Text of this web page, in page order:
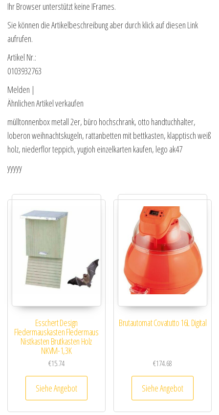
Ihr Browser unterstützt keine IFrames.
Sie können die Artikelbeschreibung aber durch klick auf diesen Link
aufrufen.
Artikel Nr.:
0103932763
Melden |
Ähnlichen Artikel verkaufen
mülltonnenbox metall 2er, büro hochschrank, otto handtuchhalter,
loberon weihnachtskugeln, rattanbetten mit bettkasten, klapptisch weiß
holz, niederflor teppich, yugioh einzelkarten kaufen, lego ak47
yyyyy
Esschert Design
Fledermauskasten Fledermaus
Nistkasten Brutkasten Holz
NKVM-1,3K
€15.74
Siehe Angebot
Brutautomat Covatutto 16L Digital
€174.68
Siehe Angebot